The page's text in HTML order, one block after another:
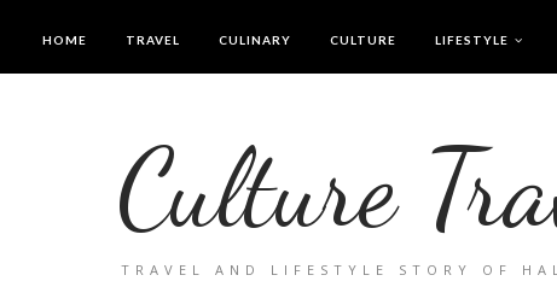
HOME TRAVEL CULINARY CULTURE LIFESTYLE
Culture
TRAVEL AND LIFESTYLE STORY OF